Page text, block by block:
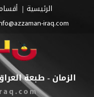
الرئيسية
iraq.com
الزمان - طبعة